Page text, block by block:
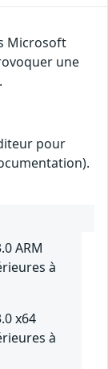
Microsoft
une
pour
ARM
à
x64
à